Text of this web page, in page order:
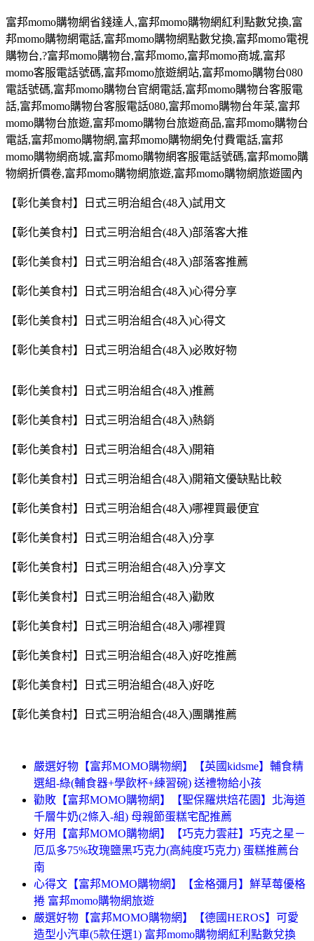
富邦momo購物網省錢達人,富邦momo購物網紅利點數兌換,富
邦momo購物網電話,富邦momo購物網點數兌換,富邦momo電視
購物台,?富邦momo購物台,富邦momo,富邦momo商城,富邦
momo客服電話號碼,富邦momo旅遊網站,富邦momo購物台080
電話號碼,富邦momo購物台官網電話,富邦momo購物台客服電
話,富邦momo購物台客服電話080,富邦momo購物台年菜,富邦
momo購物台旅遊,富邦momo購物台旅遊商品,富邦momo購物台
電話,富邦momo購物網,富邦momo購物網免付費電話,富邦
momo購物網商城,富邦momo購物網客服電話號碼,富邦momo購
物網折價卷,富邦momo購物網旅遊,富邦momo購物網旅遊國內
【彰化美食村】日式三明治組合(48入)試用文
【彰化美食村】日式三明治組合(48入)部落客大推
【彰化美食村】日式三明治組合(48入)部落客推薦
【彰化美食村】日式三明治組合(48入)心得分享
【彰化美食村】日式三明治組合(48入)心得文
【彰化美食村】日式三明治組合(48入)必敗好物
【彰化美食村】日式三明治組合(48入)推薦
【彰化美食村】日式三明治組合(48入)熱銷
【彰化美食村】日式三明治組合(48入)開箱
【彰化美食村】日式三明治組合(48入)開箱文優缺點比較
【彰化美食村】日式三明治組合(48入)哪裡買最便宜
【彰化美食村】日式三明治組合(48入)分享
【彰化美食村】日式三明治組合(48入)分享文
【彰化美食村】日式三明治組合(48入)勸敗
【彰化美食村】日式三明治組合(48入)哪裡買
【彰化美食村】日式三明治組合(48入)好吃推薦
【彰化美食村】日式三明治組合(48入)好吃
【彰化美食村】日式三明治組合(48入)團購推薦
嚴選好物【富邦MOMO購物網】【英國kidsme】輔食精
選組-綠(輔食器+學飲杯+練習碗) 送禮物給小孩
勸敗【富邦MOMO購物網】【聖保羅烘焙花園】北海道
千層牛奶(2條入-組) 母親節蛋糕宅配推薦
好用【富邦MOMO購物網】【巧克力雲莊】巧克之星－
厄瓜多75%玫瑰鹽黑巧克力(高純度巧克力) 蛋糕推薦台
南
心得文【富邦MOMO購物網】【金格彌月】鮮草莓優格
捲 富邦momo購物網旅遊
嚴選好物【富邦MOMO購物網】【德國HEROS】可愛
造型小汽車(5款任選1) 富邦momo購物網紅利點數兌換